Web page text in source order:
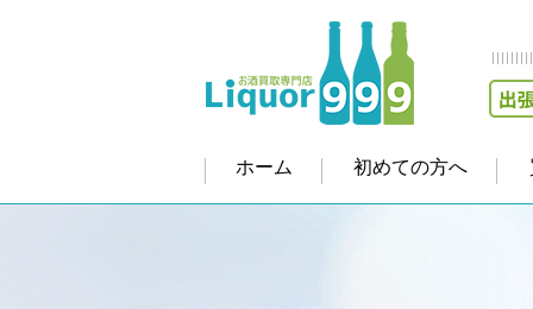
ホーム 初めての方へ